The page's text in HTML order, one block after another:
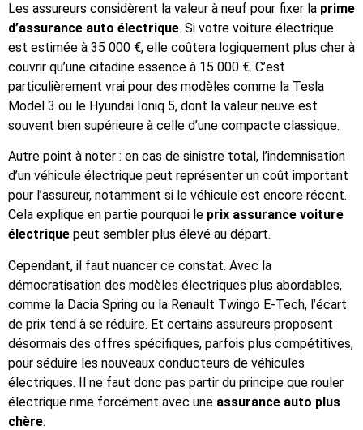
Les assureurs considèrent la valeur à neuf pour fixer la prime
d’assurance auto électrique. Si votre voiture électrique
est estimée à 35 000 €, elle coûtera logiquement plus cher à
couvrir qu’une citadine essence à 15 000 €. C’est
particulièrement vrai pour des modèles comme la Tesla
Model 3 ou le Hyundai Ioniq 5, dont la valeur neuve est
souvent bien supérieure à celle d’une compacte classique.
Autre point à noter : en cas de sinistre total, l’indemnisation
d’un véhicule électrique peut représenter un coût important
pour l’assureur, notamment si le véhicule est encore récent.
Cela explique en partie pourquoi le prix assurance voiture
électrique peut sembler plus élevé au départ.
Cependant, il faut nuancer ce constat. Avec la
démocratisation des modèles électriques plus abordables,
comme la Dacia Spring ou la Renault Twingo E-Tech, l’écart
de prix tend à se réduire. Et certains assureurs proposent
désormais des offres spécifiques, parfois plus compétitives,
pour séduire les nouveaux conducteurs de véhicules
électriques. Il ne faut donc pas partir du principe que rouler
électrique rime forcément avec une assurance auto plus
chère.